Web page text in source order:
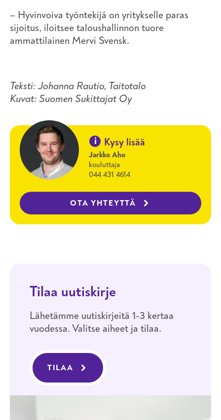
– Hyvinvoiva työntekijä on yritykselle paras
sijoitus, iloitsee taloushallinnon tuore
ammattilainen Mervi Svensk.
Teksti: Johanna Rautio, Taitotalo
Kuvat: Suomen Sukittajat Oy
i Kysy lisää
Jarkko Aho
kouluttaja
044 431 4614
OTA YHTEYTTÄ
Tilaa uutiskirje
Lähetämme uutiskirjeitä 1-3 kertaa
vuodessa. Valitse aiheet ja tilaa.
TILAA